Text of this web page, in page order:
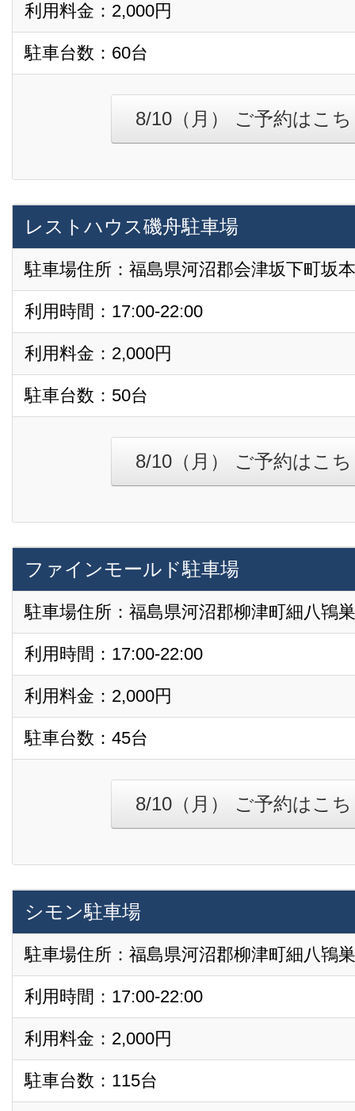
利用料金：2,000円
駐車台数：60台
8/10（月） ご予約はこ
レストハウス磯舟駐車場
駐車場住所：福島県河沼郡会津坂下町坂
利用時間：17:00-22:00
利用料金：2,000円
駐車台数：50台
8/10（月） ご予約はこ
ファインモールド駐車場
駐車場住所：福島県河沼郡柳津町細八鴇
利用時間：17:00-22:00
利用料金：2,000円
駐車台数：45台
8/10（月） ご予約はこ
シモン駐車場
駐車場住所：福島県河沼郡柳津町細八鴇
利用時間：17:00-22:00
利用料金：2,000円
駐車台数：115台